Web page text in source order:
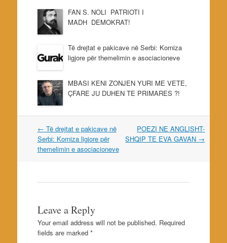
FAN S. NOLI PATRIOTI I
MADH DEMOKRAT!
Të drejtat e pakicave në Serbi: Korniza
ligjore për themelimin e asociacioneve
MBASI KENI ZONJEN YURI ME VETE,
ÇFARE JU DUHEN TE PRIMARES ?!
Post
navigation
← Të drejtat e pakicave në
Serbi: Korniza ligjore për
themelimin e asociacioneve
POEZI NE ANGLISHT-
SHQIP TE EVA GAVAN →
Leave a Reply
Your email address will not be published. Required
fields are marked *